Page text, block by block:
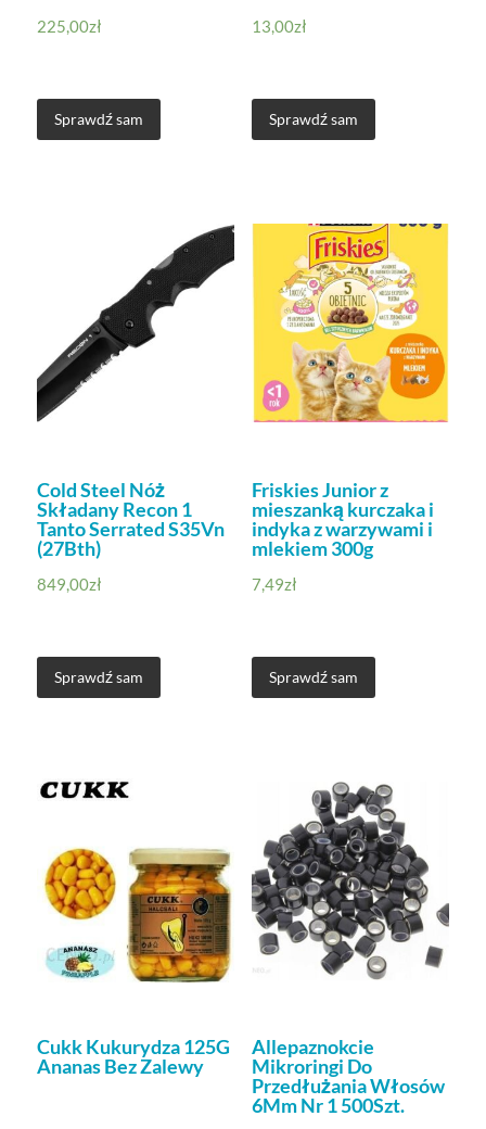
225,00zł
Sprawdź sam
13,00zł
Sprawdź sam
Cold Steel Nóż
Składany Recon 1
Tanto Serrated S35Vn
(27Bth)
849,00zł
Sprawdź sam
Friskies Junior z
mieszanką kurczaka i
indyka z warzywami i
mlekiem 300g
7,49zł
Sprawdź sam
Cukk Kukurydza 125G
Ananas Bez Zalewy
Allepaznokcie
Mikroringi Do
Przedłużania Włosów
6Mm Nr 1 500Szt.